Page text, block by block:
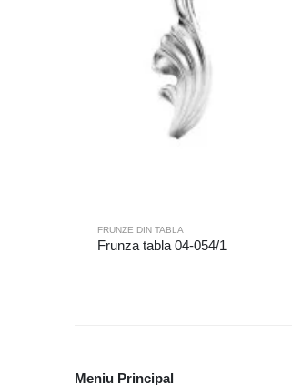
FRUNZE DIN TABLA
Frunza tabla 04-054/1
Meniu Principal